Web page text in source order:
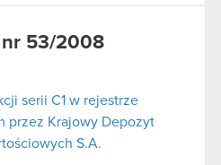
nr 53/2008
serii C1 w rejestrze
przez Krajowy Depozyt
S.A.